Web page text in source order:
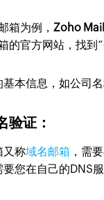
箱为例，Zoho
的官方网站，找到
本信息，如公司
验证：
又称域名邮箱 ，需
您在自己的DNS